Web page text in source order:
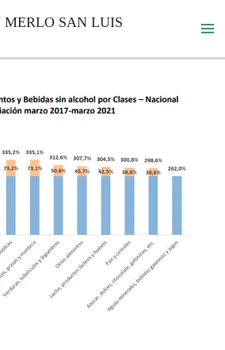
MERLO SAN LUIS